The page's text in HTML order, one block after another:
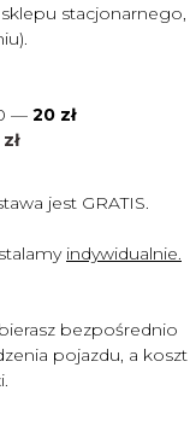
stacjonarnego,
— 20 zł
jest GRATIS.
indywidualnie.
bezpośrednio
pojazdu, a koszt